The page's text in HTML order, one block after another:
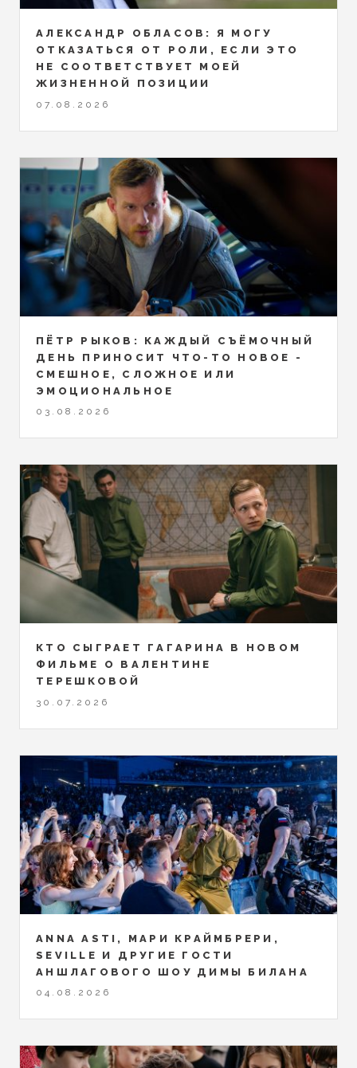
АЛЕКСАНДР ОБЛАСОВ: Я МОГУ
ОТКАЗАТЬСЯ ОТ РОЛИ, ЕСЛИ ЭТО
НЕ СООТВЕТСТВУЕТ МОЕЙ
ЖИЗНЕННОЙ ПОЗИЦИИ
07.08.2026
ПЁТР РЫКОВ: КАЖДЫЙ СЪЁМОЧНЫЙ
ДЕНЬ ПРИНОСИТ ЧТО-ТО НОВОЕ -
СМЕШНОЕ, СЛОЖНОЕ ИЛИ
ЭМОЦИОНАЛЬНОЕ
03.08.2026
КТО СЫГРАЕТ ГАГАРИНА В НОВОМ
ФИЛЬМЕ О ВАЛЕНТИНЕ
ТЕРЕШКОВОЙ
30.07.2026
ANNA ASTI, МАРИ КРАЙМБРЕРИ,
SEVILLE И ДРУГИЕ ГОСТИ
АНШЛАГОВОГО ШОУ ДИМЫ БИЛАНА
04.08.2026